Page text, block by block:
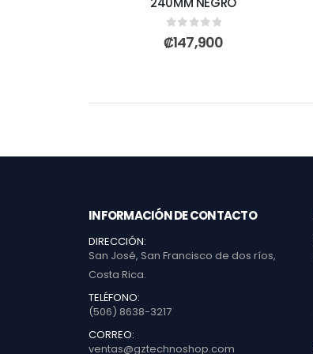
0out of 5
₡147,900
INFORMACIÓN DE CONTACTO
DIRECCIÓN:
San José, San Francisco de dos ríos,
Costa Rica.
TELÉFONO:
(506) 8638-3217
CORREO:
ventas@gztechnoshop.com